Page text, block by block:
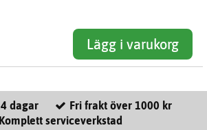
Lägg i varukorg
dagar
Fri frakt över 1000 kr
Komplett serviceverkstad